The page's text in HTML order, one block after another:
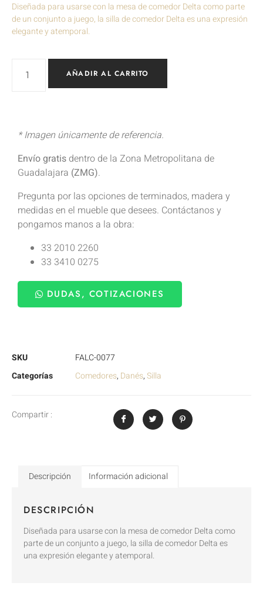
Diseñada para usarse con la mesa de comedor Delta como parte
de un conjunto a juego, la silla de comedor Delta es una expresión
elegante y atemporal.
AÑADIR AL CARRITO
* Imagen únicamente de referencia.
Envío gratis dentro de la Zona Metropolitana de
Guadalajara (ZMG).
Pregunta por las opciones de terminados, madera y
medidas en el mueble que desees. Contáctanos y
pongamos manos a la obra:
33 2010 2260
33 3410 0275
DUDAS, COTIZACIONES
SKU
FALC-0077
Categorías
Comedores, Danés,Silla
Compartir :
Descripción Información adicional
DESCRIPCIÓN
Diseñada para usarse con la mesa de comedor Delta como
parte de un conjunto a juego, la silla de comedor Delta es
una expresión elegante y atemporal.